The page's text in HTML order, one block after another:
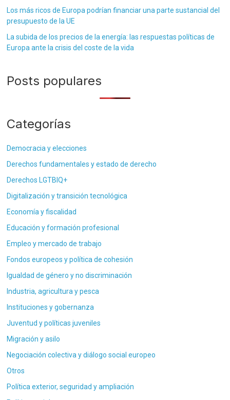
Los más ricos de Europa podrían financiar una parte sustancial del
presupuesto de la UE
La subida de los precios de la energía: las respuestas políticas de
Europa ante la crisis del coste de la vida
Posts populares
Categorías
Democracia y elecciones
Derechos fundamentales y estado de derecho
Derechos LGTBIQ+
Digitalización y transición tecnológica
Economía y fiscalidad
Educación y formación profesional
Empleo y mercado de trabajo
Fondos europeos y política de cohesión
Igualdad de género y no discriminación
Industria, agricultura y pesca
Instituciones y gobernanza
Juventud y políticas juveniles
Migración y asilo
Negociación colectiva y diálogo social europeo
Otros
Política exterior, seguridad y ampliación